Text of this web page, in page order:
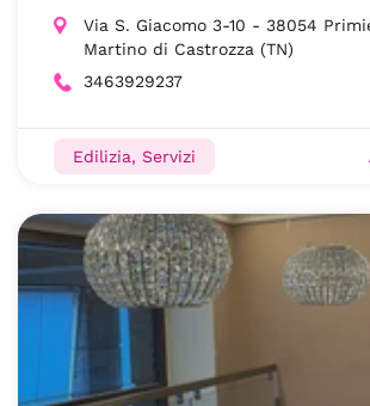
Via S. Giacomo 3-10 - 38054
Martino di Castrozza (TN)
3463929237
Edilizia, Servizi